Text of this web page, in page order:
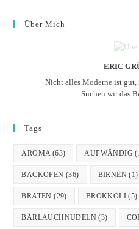
Über Mich
ERIC
Nicht alles Moderne ist
Suchen wir das
Tags
AROMA(63) AUFWÄNDIG
BACKOFEN (36) BIRNEN (1)
BRATEN (29) BROKKOLI (5)
BÄRLAUCHNUDELN (3)